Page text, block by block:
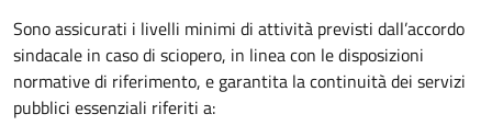
Sono assicurati i livelli minimi di attività previsti dall’accordo
sindacale in caso di sciopero, in linea con le disposizioni
normative di riferimento, e garantita la continuità dei servizi
pubblici essenziali riferiti a: